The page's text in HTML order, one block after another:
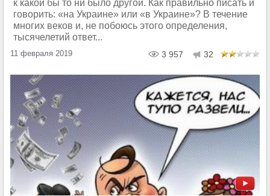
к какой бы то ни было другой. Как правильно писать и
говорить: «на Украине» или «в Украине»? В течение
многих веков и, не побоюсь этого определения,
тысячелетий ответ...
11 февраля 2019 3 957 32